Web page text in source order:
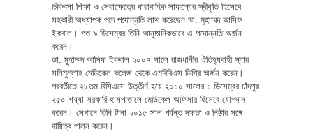
চিকিৎসা শিক্ষা ও সেবাক্ষেত্রে ধারাবাহিক সাফল্যের স্বীকৃতি হিসেবে
সহকারী অধ্যাপক পদে পদোন্নতি লাভ করেছেন ডা. মুহাম্মদ আসিফ
ইকবাল। গত ৯ ডিসেম্বর তিনি আনুষ্ঠানিকভাবে এ পদোন্নতি অর্জন
করেন।
ডা. মুহাম্মদ আসিফ ইকবাল ২০০৭ সালে রাজধানীর ঐতিহ্যবাহী স্যার
সলিমুল্লাহ মেডিকেল কলেজ থেকে এমবিবিএস ডিগ্রি অর্জন করেন।
পরবর্তীতে ২৮তম বিসিএসে উত্তীর্ণ হয়ে ২০১০ সালের ১ ডিসেম্বর চাঁদপুর
২৫০ শয্যা সরকারি হাসপাতালে মেডিকেল অফিসার হিসেবে যোগদান
করেন। সেখানে তিনি টানা ২০১৫ সাল পর্যন্ত দক্ষতা ও নিষ্ঠার সঙ্গে
দায়িত্ব পালন করেন।